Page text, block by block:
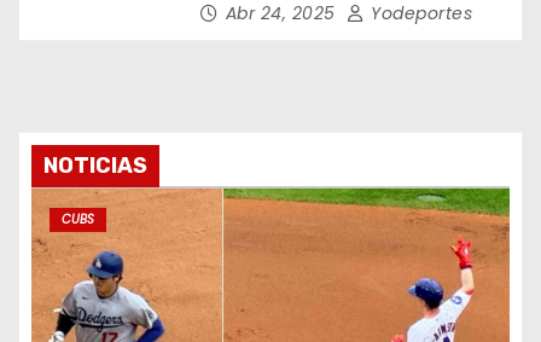
Abr 24, 2025 Yodeportes
NOTICIAS
CUBS